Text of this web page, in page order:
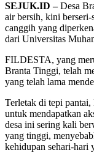
SEJUK.ID –Desa
air bersih, kini
canggih yang
dari Universitas
FILDESTA, yang
Branta Tinggi, telah
yang telah lama
Terletak di tepi
untuk mendapatkan
desa ini sering kali
yang tinggi,
kehidupan sehari-hari